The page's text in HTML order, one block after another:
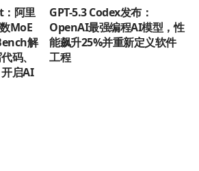
阿里
MoE
解
码、
启AI
GPT-5.3 Codex发布：
OpenAI最强编程AI模型，性
能飙升25%并重新定义软件
工程